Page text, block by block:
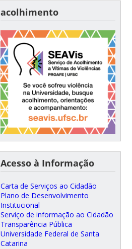
acolhimento
Acesso à Informação
Carta de Serviços ao Cidadão
Plano de Desenvolvimento
Institucional
Serviço de informação ao Cidadão
Transparência Pública
Universidade Federal de Santa
Catarina